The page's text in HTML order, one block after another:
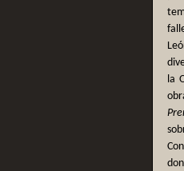
la